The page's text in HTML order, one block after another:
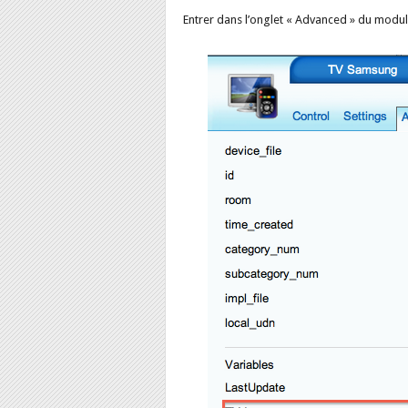
Entrer dans l’onglet « Advanced » du